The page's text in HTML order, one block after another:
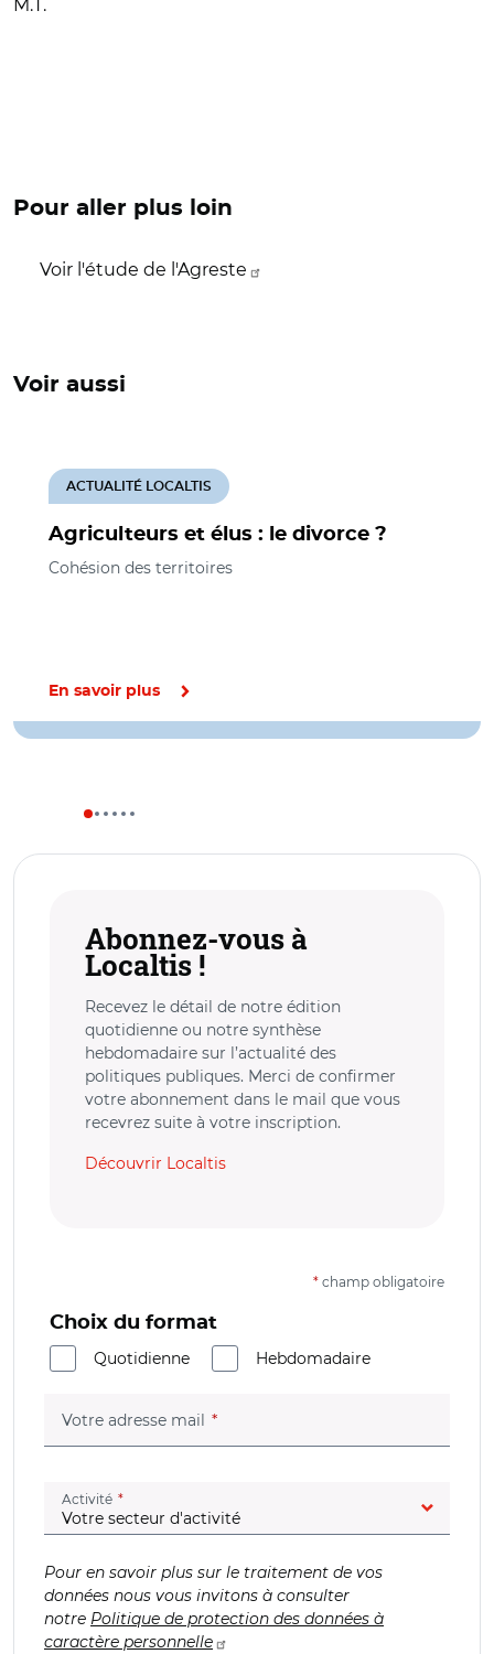
M.T.
Pour aller plus loin
Voir l'étude de l'Agreste
Voir aussi
Agriculteurs et élus : le divorce ?
ACTUALITÉ LOCALTIS
Cohésion des territoires
En savoir plus
Abonnez-vous à
Localtis !
Recevez le détail de notre édition
quotidienne ou notre synthèse
hebdomadaire sur l’actualité des
politiques publiques. Merci de confirmer
votre abonnement dans le mail que vous
recevrez suite à votre inscription.
Découvrir Localtis
* champ obligatoire
Choix du format
Quotidienne
Hebdomadaire
Votre adresse mail (champ obligatoire)
Activité (champ obligatoire)
Pour en savoir plus sur le traitement de vos
données nous vous invitons à consulter
notre Politique de protection des données à
caractère personnelle